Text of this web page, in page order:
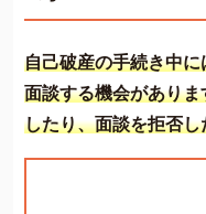
自己破産の手続き中
面談する機会があり
したり、面談を拒否